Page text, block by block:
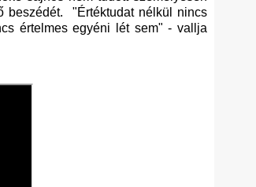
beszédét. "Értéktudat nélkül nincs
értelmes egyéni lét sem" - vallja